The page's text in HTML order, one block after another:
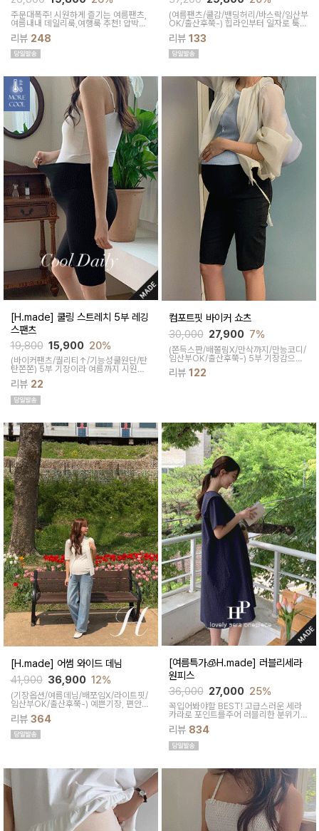
주문대폭주! 시원하게 즐기는 여름팬츠,
여름내내 데일리룩,여행룩 추천! 압박없
이 편안한 임부복대, 캐쥬얼한 무드의 편
안한 팬츠에요!바스락거리는 매끈한 원
단감으로착용감이 기분좋은 데일리 아이
템이에요!
리뷰 248
(여름팬츠/쿨감/밴딩허리/바스락/임산부
OK/출산후쭉-) 힙라인부터 일자로 툭-
하고 떨어지는 와이드라인으로 체형이
크게 드러나지않아요 데일리룩으로도 좋
은 데일리팬츠랍니다
리뷰 133
[H.made] 쿨링 스트레치 5부 레깅
스팬츠
19,800 15,900 20%
(바이커팬츠/퀄리티↑/기능성쿨원단/탄
탄쫀쫀) 5부 기장이라 여름까지 시원하
게 입기 좋고 활동성도 뛰어나요 복부와
하체를 동시에 편안하게 잡아주는 실용
적인 임산부 여름템
리뷰 22
컴포트핏 바이커 쇼츠
30,000 27,900 7%
(쫀득스판/배쫄림X/만삭까지/만능코디/
임산부OK/출산후쭉-) 5부 기장감으로
트렌디하면서 발랄한 무드가 돋보이는
꾸안꾸의 정석 5부팬츠, 봄여름템 어디
리뷰 122
[H.made] 어썸 와이드 데님
41,900 36,900 12%
(기장옵션/여름데님/배쪼임X/라이트핏/
임산부OK/출산후쭉-) 예쁜기장, 편안한
와이드핏, 늘어짐 걱정없는 난스판소재
와얇은 두께감으로 무더운 여름에도입기
좋은 와이드 데님팬츠~
리뷰 364
[여름특가🧊H.made] 러블리세라
원피스
36,000 27,000 25%
꼭입어봐야할 BEST! 고급스러운 세라
카라로 포인트를주어 러블리한 분위기를
만들어주고넉넉한 품으로 군살까지 커버
가능한 원피스입니다
리뷰 834